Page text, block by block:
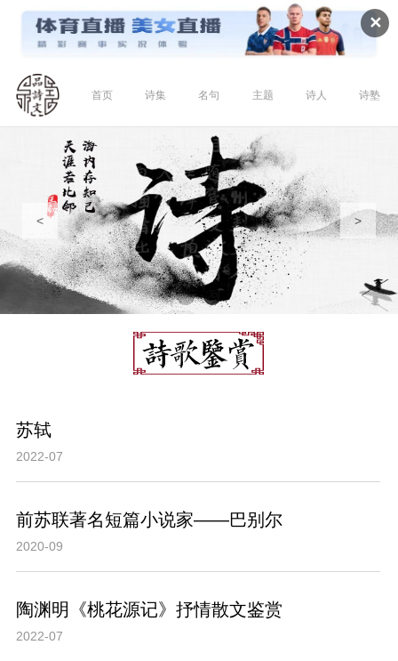
✕
首页 诗集 名句 主题 诗人 诗塾
< >
苏轼
2022-07
前苏联著名短篇小说家——巴别尔
2020-09
陶渊明《桃花源记》抒情散文鉴赏
2022-07